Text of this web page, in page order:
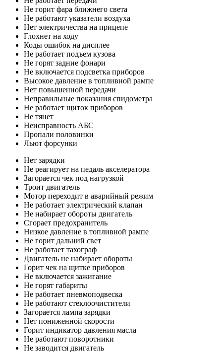
Не горит фара ближнего света
Не работают указатели воздуха
Нет электричества на прицепе
Глохнет на ходу
Коды ошибок на дисплее
Не работает подъем кузова
Не горят задние фонари
Не включается подсветка приборов
Высокое давление в топливной рампе
Нет повышенной передачи
Неправильные показания спидометра
Не работает щиток приборов
Не тянет
Неисправность АБС
Пропали половинки
Льют форсунки
Нет зарядки
Не реагирует на педаль акселератора
Загорается чек под нагрузкой
Троит двигатель
Мотор переходит в аварийный режим
Не работает электрический клапан
Не набирает обороты двигатель
Сгорает предохранитель
Низкое давление в топливной рампе
Не горит дальний свет
Не работает тахограф
Двигатель не набирает обороты
Горит чек на щитке приборов
Не включается зажигание
Не горят габариты
Не работает пневмоподвеска
Не работают стеклоочистители
Загорается лампа зарядки
Нет пониженной скорости
Горит индикатор давления масла
Не работают поворотники
Не заводится двигатель